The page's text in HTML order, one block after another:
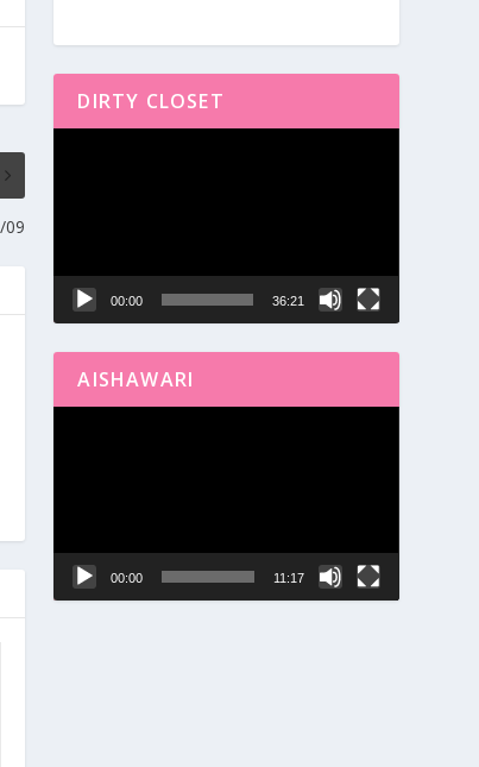
09
DIRTY CLOSET
00:00 36:21
AISHAWARI
00:00 11:17